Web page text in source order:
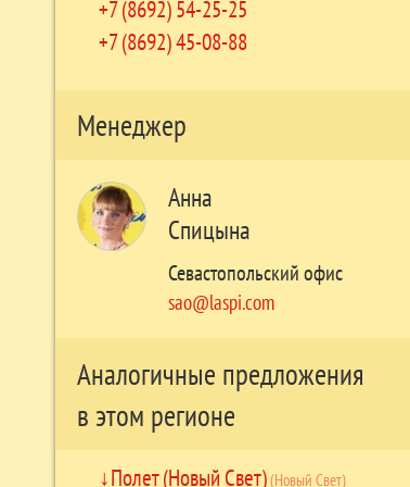
+7 (8692) 54-25-25
+7 (8692) 45-08-88
Менеджер
Анна
Спицына
Севастопольский офис
sao@laspi.com
Аналогичные предложения
в этом регионе
Полет (Новый Свет)(Новый Свет)